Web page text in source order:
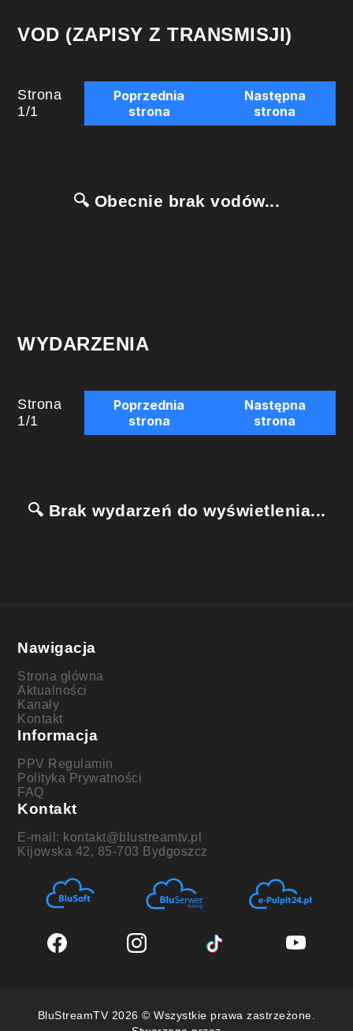
VOD (ZAPISY Z TRANSMISJI)
Strona
1/1
Poprzednia
strona
Następna
strona
🔍 Obecnie brak vodów...
WYDARZENIA
Strona
1/1
Poprzednia
strona
Następna
strona
🔍 Brak wydarzeń do wyświetlenia...
Nawigacja
Strona główna
Aktualności
Kanały
Kontakt
Informacja
PPV Regulamin
Polityka Prywatności
FAQ
Kontakt
E-mail: kontakt@blustreamtv.pl
Kijowska 42, 85-703 Bydgoszcz
BluStreamTV 2026 © Wszystkie prawa zastrzeżone.